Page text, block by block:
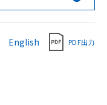
English PDF出力